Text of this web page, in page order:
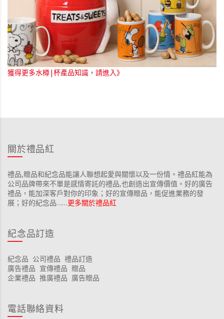
獲得更多水樽|杯產品知識，請進入》
關於禮品紅
禮品,贈品和紀念品能讓人聯想起愛與關懷以及一份情。禮品紅能為
公司品牌帶來不單是感情寄託的禮品,也創造出宣傳價值。好的廣告
禮品，能加深客戶對你的印象；好的宣傳贈品，能促進業務的發
展；好的紀念品……更多關於禮品紅
紀念品訂造
紀念品 公司禮品 禮品訂造
廣告禮品 宣傳禮品 贈品
企業禮品 推廣禮品 廣告贈品
電話聯絡資料